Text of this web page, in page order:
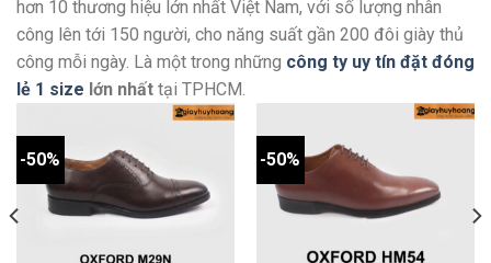
hơn 10 thương hiệu lớn nhất Việt Nam, với số lượng nhân
công lên tới 150 người, cho năng suất gần 200 đôi giày thủ
công mỗi ngày. Là một trong những công ty uy tín đặt đóng
lẻ 1 size lớn nhất tại TPHCM.
-50% -50%